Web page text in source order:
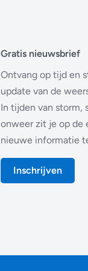
Gratis nieuwsbrief
Ontvang op tijd en
update van de
In tijden van storm,
onweer zit je op de
nieuwe informatie
Inschrijven